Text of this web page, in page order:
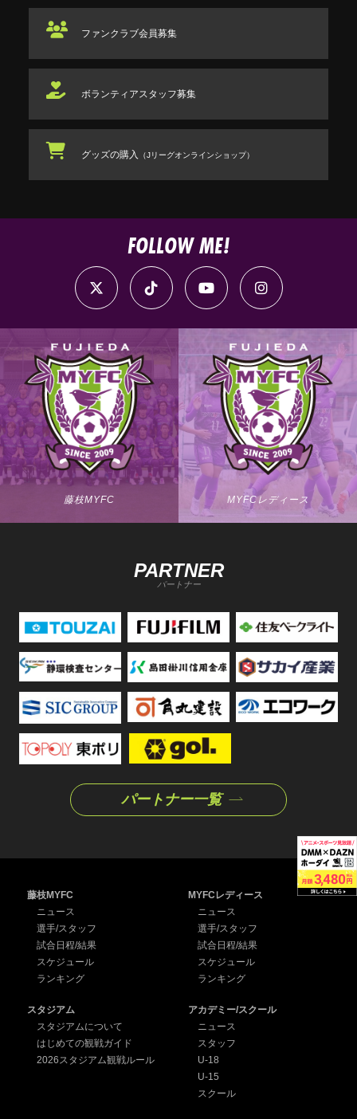
ファンクラブ会員募集
ボランティアスタッフ募集
グッズの購入 （Jリーグオンラインショップ）
FOLLOW ME!
藤枝MYFC MYFCレディース
PARTNER
パートナー
パートナー一覧
藤枝MYFC
ニュース
選手/スタッフ
試合日程/結果
スケジュール
ランキング
MYFCレディース
ニュース
選手/スタッフ
試合日程/結果
スケジュール
ランキング
スタジアム
スタジアムについて
はじめての観戦ガイド
2026スタジアム観戦ルール
アカデミー/スクール
ニュース
スタッフ
U-18
U-15
スクール